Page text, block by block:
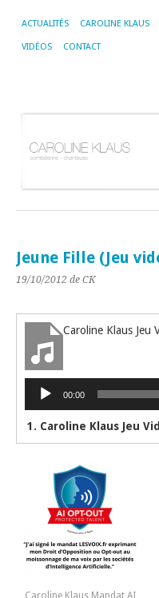
ACTUALITÉS CAROLINE KLAUS
VIDÉOS CONTACT
Jeune Fille (Jeu
19/10/2012 de CK
Caroline Klaus Jeu
Lecteur
audio
00:00
1. Caroline Klaus Jeu
Caroline Klaus Mandat AI